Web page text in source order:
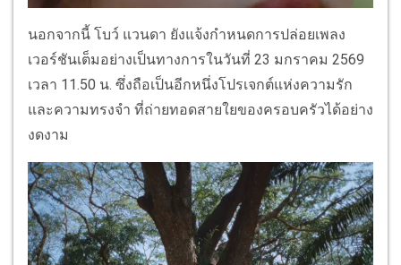
นอกจากนี้ โบว์ แวนดา ยังแจ้งกำหนดการปล่อยเพลง
เวอร์ชันเต็มอย่างเป็นทางการในวันที่ 23 มกราคม 2569
เวลา 11.50 น. ซึ่งถือเป็นอีกหนึ่งโปรเจกต์แห่งความรัก
และความทรงจำ ที่ถ่ายทอดสายใยของครอบครัวได้อย่าง
งดงาม